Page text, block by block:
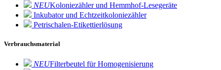
NEUKoloniezähler und Hemmhof-Lesegeräte
Inkubator und Echtzeitkoloniezähler
Petrischalen-Etikettierlösung
Verbrauchsmaterial
NEUFilterbeutel für Homogenisierung